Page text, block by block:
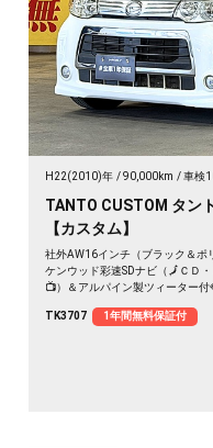
H22(2010)年 90,000km 車検
TANTO CUSTOM タント カスタムX 【総合評価優良車】
【カスタム】
社外AW16インチ（ブラック＆ポ
ケンウッド彩速SDナビ（🗾ＣＤ
📺）＆アルパイン製ツィーター
利👪リアシートアレンジ次第で
TK3707 1年間無料保証付